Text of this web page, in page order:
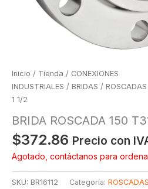
Inicio / Tienda / CONEXIONES
INDUSTRIALES / BRIDAS / ROSCADAS
1 1/2
BRIDA ROSCADA 150
$372.86 Precio con
Agotado, contáctanos para
SKU: BR16112 Categoría: ROSCADAS